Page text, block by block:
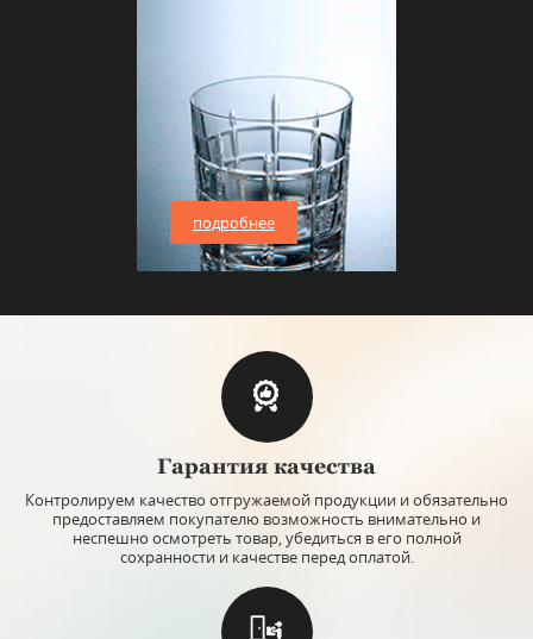
подробнее
Гарантия качества
Контролируем качество отгружаемой продукции и обязательно
предоставляем покупателю возможность внимательно и
неспешно осмотреть товар, убедиться в его полной
сохранности и качестве перед оплатой.